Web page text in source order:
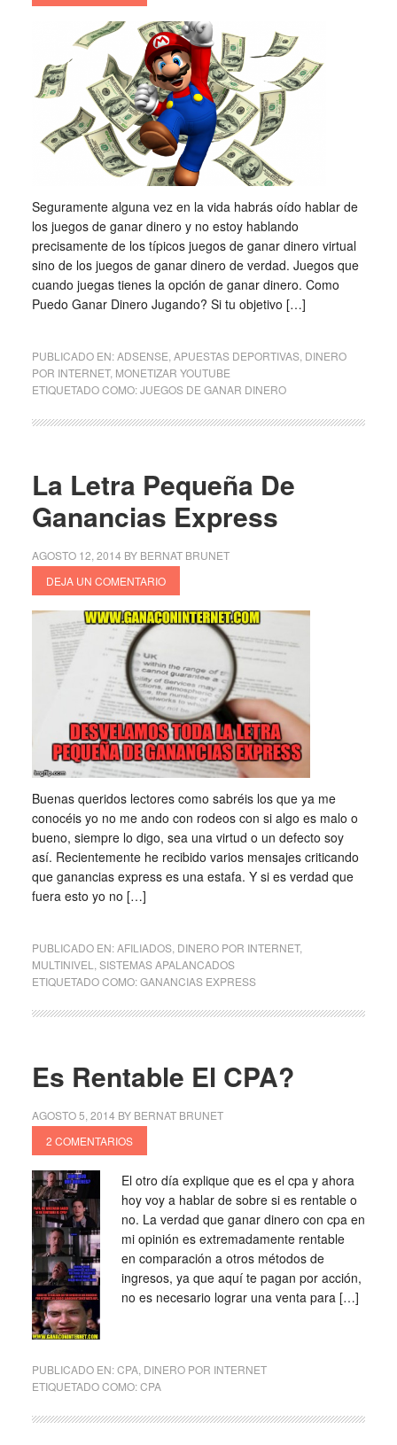
Seguramente alguna vez en la vida habrás oído hablar de
los juegos de ganar dinero y no estoy hablando
precisamente de los típicos juegos de ganar dinero virtual
sino de los juegos de ganar dinero de verdad. Juegos que
cuando juegas tienes la opción de ganar dinero. Como
Puedo Ganar Dinero Jugando? Si tu objetivo […]
PUBLICADO EN:ADSENSE APUESTAS DEPORTIVAS, DINERO
POR INTERNET, MONETIZAR YOUTUBE
ETIQUETADO COMO:JUEGOS DE GANAR DINERO
La Letra Pequeña De
Ganancias Express
AGOSTO 12, 2014 BY BERNAT BRUNET
DEJA UN COMENTARIO
Buenas queridos lectores como sabréis los que ya me
conocéis yo no me ando con rodeos con si algo es malo o
bueno, siempre lo digo, sea una virtud o un defecto soy
así. Recientemente he recibido varios mensajes criticando
que ganancias express es una estafa. Y si es verdad que
fuera esto yo no […]
PUBLICADO EN:AFILIADOS, DINERO POR INTERNET,
MULTINIVEL
SISTEMAS APALANCADOS
ETIQUETADO COMO:GANANCIAS EXPRESS
Es Rentable El CPA?
AGOSTO 5, 2014 BY BERNAT BRUNET
2 COMENTARIOS
El otro día explique que es el cpa y ahora
hoy voy a hablar de sobre si es rentable o
no. La verdad que ganar dinero con cpa en
mi opinión es extremadamente rentable
en comparación a otros métodos de
ingresos, ya que aquí te pagan por acción,
no es necesario lograr una venta para […]
PUBLICADO EN:CPA, DINERO POR INTERNET
ETIQUETADO COMO:CPA